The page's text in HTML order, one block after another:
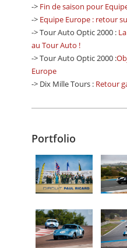
-> Fin de saison pour
-> Equipe Europe : retour
-> Tour Auto Optic 2000 :
au Tour Auto !
-> Tour Auto Optic 2000 :
Europe
-> Dix Mille Tours : Retour
Portfolio